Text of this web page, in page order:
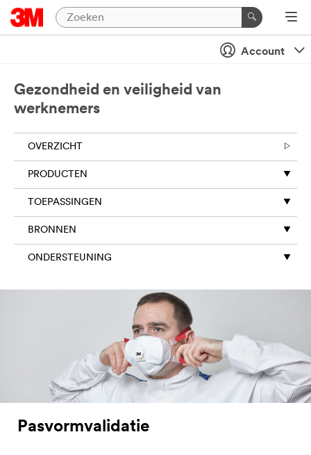
Account
Gezondheid en veiligheid van
werknemers
OVERZICHT
PRODUCTEN
TOEPASSINGEN
BRONNEN
ONDERSTEUNING
Pasvormvalidatie